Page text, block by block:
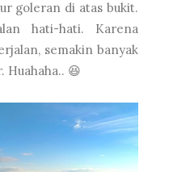
goleran di atas bukit.
hati-hati. Karena
semakin banyak
Huahaha.. 😆